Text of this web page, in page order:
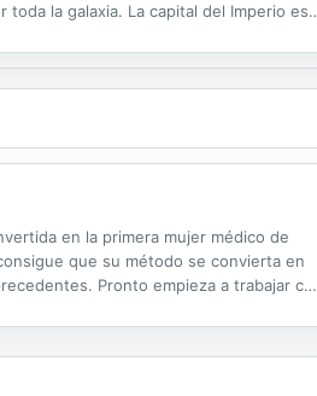
la galaxia. La capital del Imperio es
en la primera mujer médico de
que su método se convierta en
Pronto empieza a trabajar con